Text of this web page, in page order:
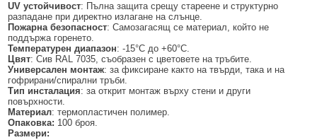
БЕЗЖИЧНИ ДИСТАНЦИОННИ УПРАВЛЕНИЯ И БУТОНИ
БЕЗЖИЧНИ СИРЕНИ AJAX
МОДУЛИ ЗА СГРАДНА АВТОМАТИЗАЦИЯ AJAX
UV устойчивост: Пълна защита срещу стареене и структурно
разпадане при директно излагане на слънце.
Пожарна безопасност: Самозагасящ се материал, който не
поддържа горенето.
Температурен диапазон: -15°C до +60°C.
Цвят: Сив RAL 7035, съобразен с цветовете на тръбите.
Универсален монтаж: за фиксиране както на твърди, така и на
гофрирани/спирални тръби.
Тип инсталация: за открит монтаж върху стени и други
повърхности.
Материал: термопластичен полимер.
Опаковка: 100 броя.
Размери: